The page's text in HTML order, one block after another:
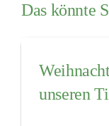
Das könnte
unseren